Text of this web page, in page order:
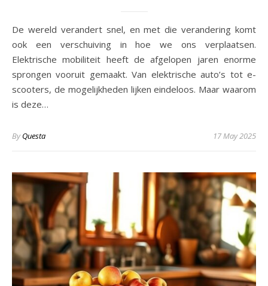
De wereld verandert snel, en met die verandering komt
ook een verschuiving in hoe we ons verplaatsen.
Elektrische mobiliteit heeft de afgelopen jaren enorme
sprongen vooruit gemaakt. Van elektrische auto’s tot e-
scooters, de mogelijkheden lijken eindeloos. Maar waarom
is deze…
ByQuesta 17 May 2025